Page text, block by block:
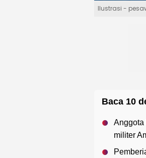
Ilustrasi -
Baca 10
Anggota
militer